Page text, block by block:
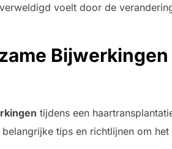
voelt door de
tijdens een
tips en richtlijnen om